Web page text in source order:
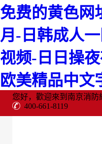
免费的黄色网
月-日韩成人
视频-日日操
欧美精品中
您好，歡迎來到南京消防
400-661-8119